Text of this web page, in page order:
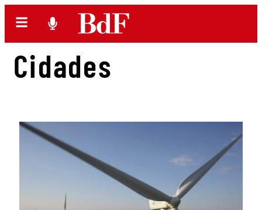
Cidades